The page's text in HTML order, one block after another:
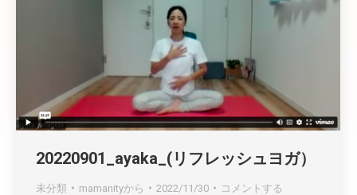
20220901_ayaka_(リフレッシュヨガ）
未分類 mamanityから 2022/11/30 コメントする